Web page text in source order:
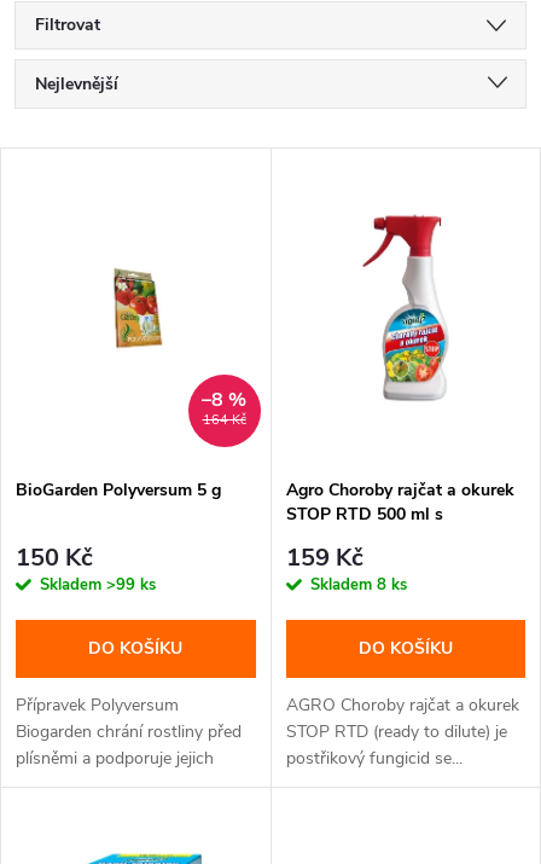
Filtrovat
Ř
a
r
o
d
u
k
Nejlevnější
p
r
o
u
k
164 Kč
–8 %
BioGarden Polyversum 5 g
150 Kč
Skladem >99 ks
DO KOŠÍKU
Přípravek Polyversum
Biogarden chrání rostliny před
plísněmi a podporuje jejich
růst....
Agro Choroby rajčat a okurek
STOP RTD 500 ml s
159 Kč
Skladem 8 ks
DO KOŠÍKU
AGRO Choroby rajčat a okurek
STOP RTD (ready to dilute) je
postřikový fungicid se...